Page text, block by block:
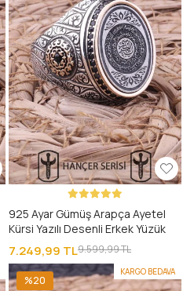
925 Ayar Gümüş Arapça Ayetel
Kürsi Yazılı Desenli Erkek Yüzük
7.249,99 TL9.599,99 TL
KARGO BEDAVA
%20